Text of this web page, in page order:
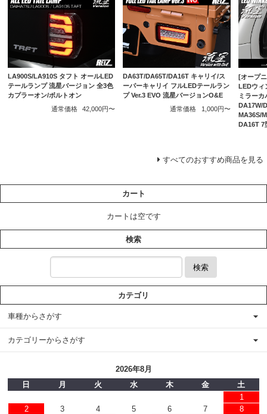
LA900S/LA910S タフト オールLED
テールランプ 流星バージョン 全3色
カプラーオン/ボルトオン
通常価格
42,000円〜
DA63T/DA65T/DA16T キャリイ/ス
ーパーキャリイ フルLEDテールラン
プ Ver.3 EVO 流星バージョンO&E
通常価格
1,000円〜
[オープ
LEDウィ
ミラーカ
DA17W/
MA36S/
DA16T 7
すべてのおすすめ商品を見る
カート
カートは空です
検索
検索
カテゴリ
車種からさがす
カテゴリーからさがす
2026年8月
日
月 火 水 木 金
土
1
2
3 4 5 6 7
8